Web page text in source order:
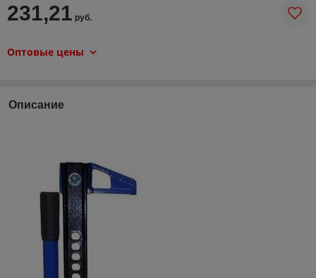
231,21 руб.
Оптовые цены
Описание